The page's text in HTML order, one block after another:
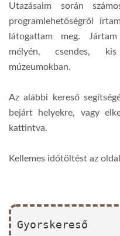
Utazásaim során
programlehetőségről
látogattam meg.
mélyén, csendes,
múzeumokban.
Az alábbi kereső
bejárt helyekre, vagy
kattintva.
Kellemes időtöltést az
Gyorskereső